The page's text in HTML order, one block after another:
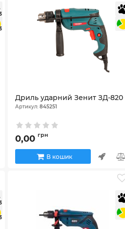
Дриль ударний Зенит ЗД-820
Артикул:845251
0,00 грн
В кошик